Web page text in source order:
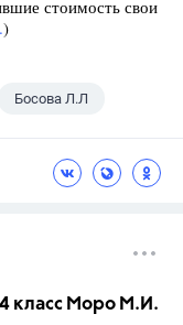
стоимость свои
)
Босова Л.Л
класс Моро М.И.